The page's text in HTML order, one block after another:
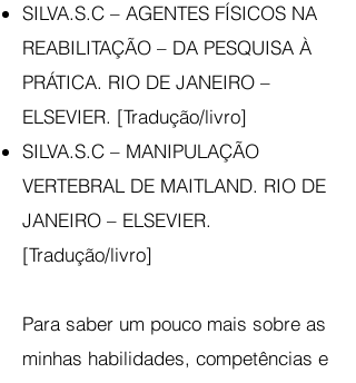
SILVA.S.C – AGENTES FÍSICOS NA
REABILITAÇÃO – DA PESQUISA À
PRÁTICA. RIO DE JANEIRO –
ELSEVIER. [Tradução/livro]
SILVA.S.C – MANIPULAÇÃO
VERTEBRAL DE MAITLAND. RIO DE
JANEIRO – ELSEVIER.
[Tradução/livro]
Para saber um pouco mais sobre as
minhas habilidades, competências e